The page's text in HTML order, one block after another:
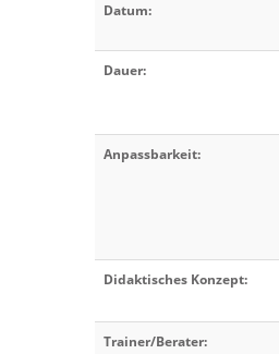
Datum:
Dauer:
Anpassbarkeit:
Didaktisches Konzept:
Trainer/Berater: